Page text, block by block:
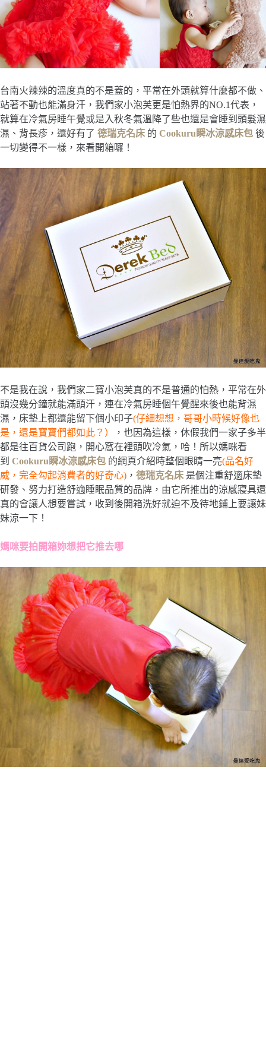
台南火辣辣的溫度真的不是蓋的，平常在外頭就算什麼都不做、
站著不動也能滿身汗，我們家小泡芙更是怕熱界的NO.1代表，
就算在冷氣房睡午覺或是入秋冬氣溫降了些也還是會睡到頭髮濕
濕、背長疹，還好有了 德瑞克名床 的 Cookuru瞬冰涼感床包 後
一切變得不一樣，來看開箱囉！
不是我在說，我們家二寶小泡芙真的不是普通的怕熱，平常在外
頭沒幾分鐘就能滿頭汗，連在冷氣房睡個午覺醒來後也能背濕
濕，床墊上都還能留下個小印子(仔細想想，哥哥小時候好像也
是，還是寶寶們都如此？）
，也因為這樣，休假我們一家子多半
都是往百貨公司跑，開心窩在裡頭吹冷氣，哈！所以媽咪看
到 Cookuru瞬冰涼感床包 的網頁介紹時整個眼睛一亮(品名好
威，完全勾起消費者的好奇心) ， 德瑞克名床 是個注重舒適床墊
研發、努力打造舒適睡眠品質的品牌，由它所推出的涼感寢具還
真的會讓人想要嘗試，收到後開箱洗好就迫不及待地鋪上要讓妹
妹涼一下！
媽咪要拍開箱妳想把它推去哪